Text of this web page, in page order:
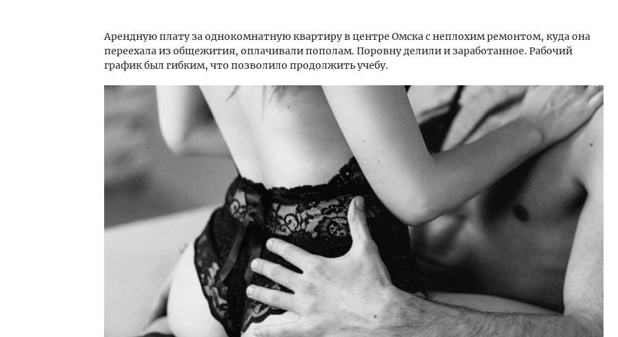
Арендную плату за однокомнатную квартиру в центре Омска с неплохим ремонтом, куда она
переехала из общежития, оплачивали пополам. Поровну делили и заработанное. Рабочий
график был гибким, что позволило продолжить учебу.